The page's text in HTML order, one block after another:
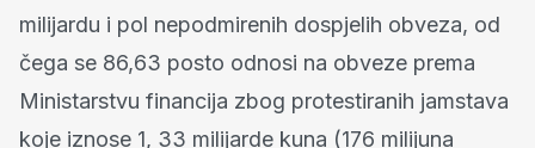
milijardu i pol nepodmirenih dospjelih obveza, od
čega se 86,63 posto odnosi na obveze prema
Ministarstvu financija zbog protestiranih jamstava
koje iznose 1, 33 milijarde kuna (176 milijuna